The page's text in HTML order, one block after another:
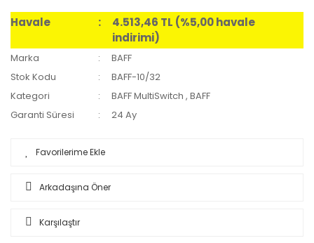
Havale
4.513,46 TL (%5,00 havale
indirimi)
Marka
BAFF
Stok Kodu
BAFF-10/32
Kategori
BAFF MultiSwitch ,BAFF
Garanti Süresi
24 Ay
Arkadaşına Öner
Karşılaştır